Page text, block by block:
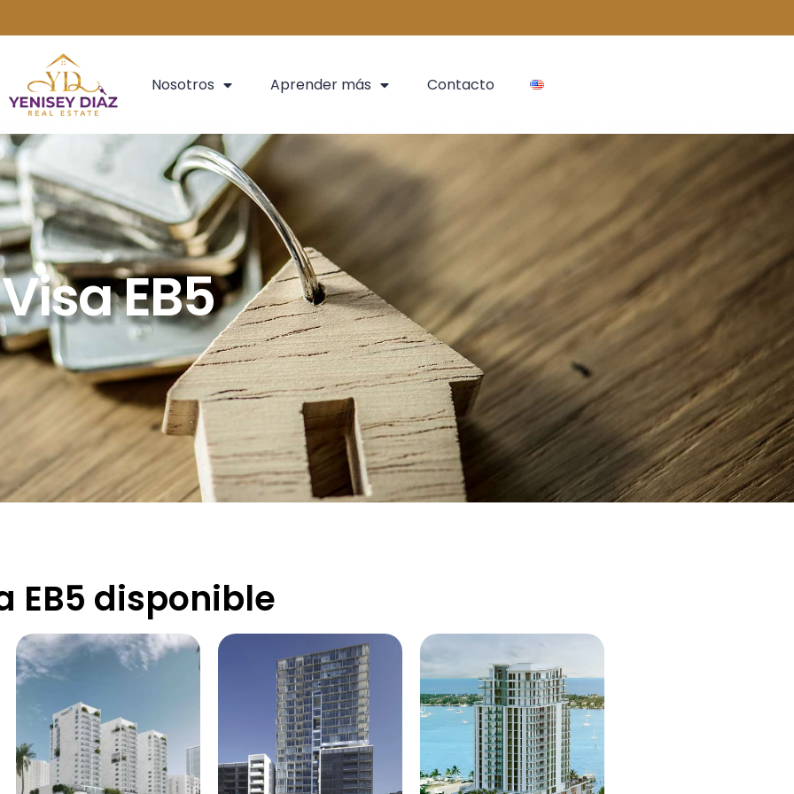
Nosotros Aprender más Contacto
Visa EB5
EB5 disponible